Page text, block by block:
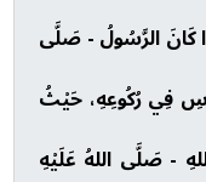
كَانَ الرَّسُولُ - صَلَّى
فِي رُكُوعِهِ، حَيْثُ
- صَلَّى اللهُ عَلَيْهِ